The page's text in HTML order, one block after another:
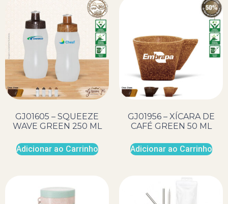
GJ01605 – SQUEEZE
WAVE GREEN 250 ML
Adicionar ao Carrinho
GJ01956 – XÍCARA DE
CAFÉ GREEN 50 ML
Adicionar ao Carrinho